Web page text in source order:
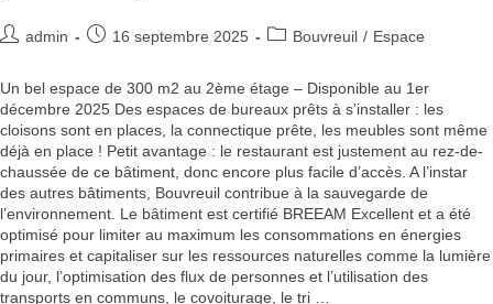
admin 16 septembre 2025 Bouvreuil / Espace
Un bel espace de 300 m2 au 2ème étage – Disponible au 1er
décembre 2025 Des espaces de bureaux prêts à s’installer : les
cloisons sont en places, la connectique prête, les meubles sont même
déjà en place ! Petit avantage : le restaurant est justement au rez-de-
chaussée de ce bâtiment, donc encore plus facile d’accès. A l’instar
des autres bâtiments, Bouvreuil contribue à la sauvegarde de
l’environnement. Le bâtiment est certifié BREEAM Excellent et a été
optimisé pour limiter au maximum les consommations en énergies
primaires et capitaliser sur les ressources naturelles comme la lumière
du jour, l’optimisation des flux de personnes et l’utilisation des
transports en communs, le covoiturage, le tri …